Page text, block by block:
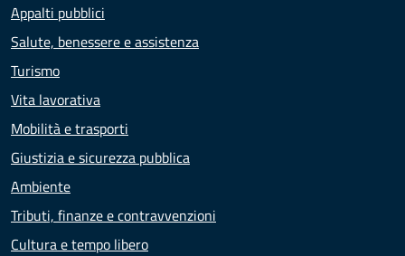
Appalti pubblici
Salute, benessere e assistenza
Turismo
Vita lavorativa
Mobilità e trasporti
Giustizia e sicurezza pubblica
Ambiente
Tributi, finanze e contravvenzioni
Cultura e tempo libero